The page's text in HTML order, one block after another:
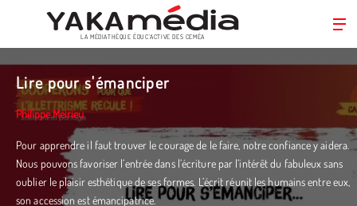
contenu
principal
LA MÉDIATHÈQUE ÉDUC’ACTIVE DES CEMÉA
Lire pour s'émanciper
Philippe Meirieu
Pour apprendre il faut trouver le courage de le faire, notre confiance y aidera.
Nous pouvons favoriser l’entrée dans l’écriture par l’intérêt du fabuleux sans
oublier le plaisir esthétique de ses formes. L’écrit réunit les humains entre eux,
son accession est émancipatrice.